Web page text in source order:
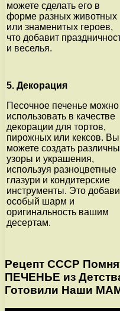
можете сделать его в
форме разных животных
или знаменитых героев,
что добавит
и веселья.
5. Декорация
Песочное печенье можно
использовать в качестве
декорации для тортов,
пирожных или кексов. Вы
можете создать
узоры и украшения,
используя разноцветные
глазури и кондитерские
инструменты. Это
особый шарм и
оригинальность вашим
десертам.
Рецепт СССР
ПЕЧЕНЬЕ из
Готовили Наши